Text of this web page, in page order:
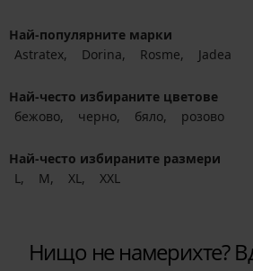
Най-популярните марки
Astratex
Dorina Rosme Jadea
Най-често избираните цветове
бежово
черно бяло розово
Най-често избираните размери
L
M XL XXL
Нищо не намерихте?